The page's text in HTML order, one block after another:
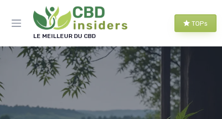
LE MEILLEUR DU CBD
TOPs
Panneau de gestion des cookies